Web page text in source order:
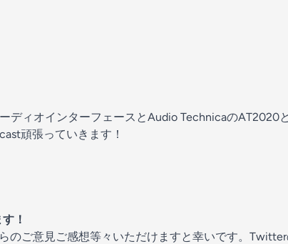
ディオインターフェースとAudio TechnicaのAT2020
頑張っていきます！
！
のご意見ご感想等々いただけますと幸いです。